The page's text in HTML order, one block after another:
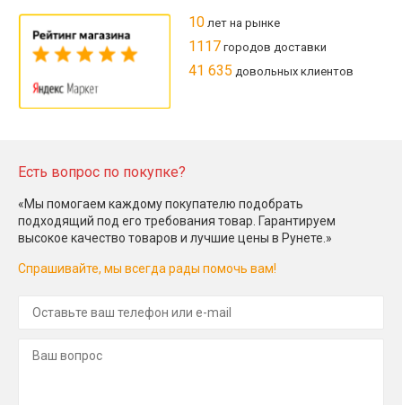
10 лет на рынке
1117 городов доставки
41 635 довольных клиентов
Есть вопрос по покупке?
«Мы помогаем каждому покупателю подобрать
подходящий под его требования товар. Гарантируем
высокое качество товаров и лучшие цены в Рунете.»
Спрашивайте, мы всегда рады помочь вам!